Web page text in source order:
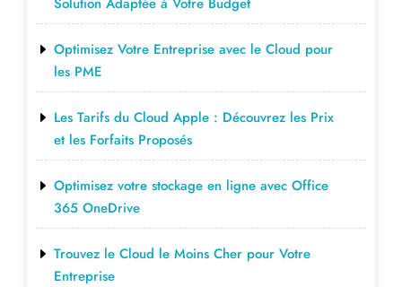
Optimisez Votre Entreprise avec le Cloud pour
les PME
Les Tarifs du Cloud Apple : Découvrez les Prix
et les Forfaits Proposés
Optimisez votre stockage en ligne avec Office
365 OneDrive
Trouvez le Cloud le Moins Cher pour Votre
Entreprise